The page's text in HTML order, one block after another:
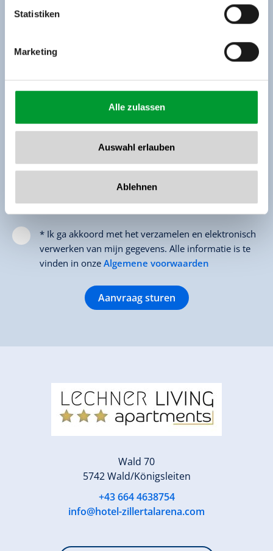
www.zillertalarena.com
Statistiken
Marketing
Alle zulassen
Auswahl erlauben
Ablehnen
Achternaam*
E-mail*
Bericht
* Ik ga akkoord met het verzamelen en elektronisch
verwerken van mijn gegevens. Alle informatie is te
vinden in onze Algemene voorwaarden
Aanvraag sturen
Wald 70
5742 Wald/Königsleiten
+43 664 4638754
info@hotel-zillertalarena.com